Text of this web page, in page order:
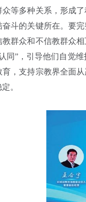
等多种关系，形成
斗的关键所在。要
群众和不信教群众
同”，引导他们自觉
，支持宗教界全面
。